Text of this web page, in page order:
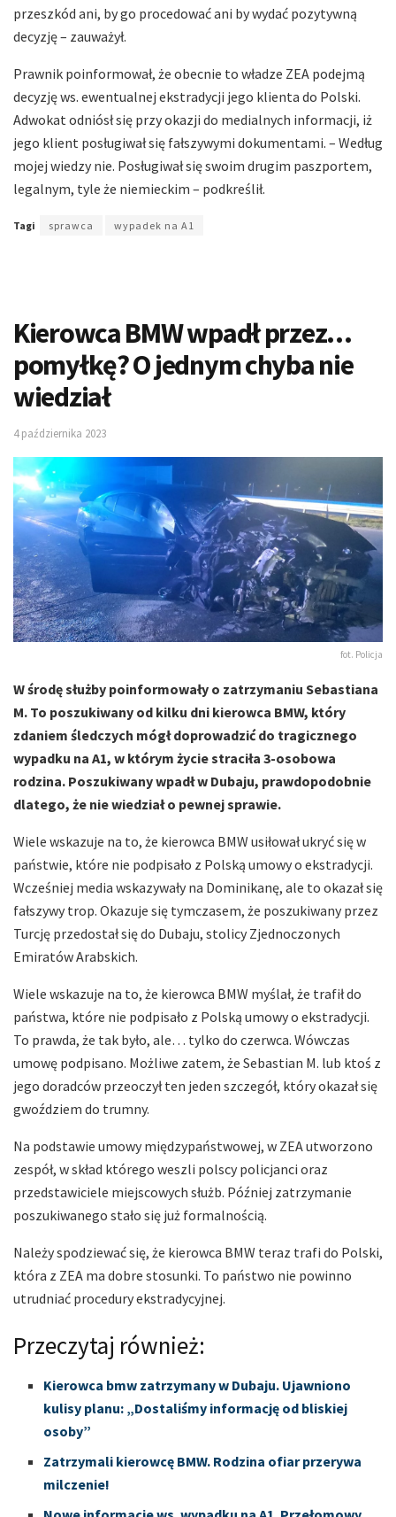
przeszkód ani, by go procedować ani by wydać pozytywną
decyzję – zauważył.
Prawnik poinformował, że obecnie to władze ZEA podejmą
decyzję ws. ewentualnej ekstradycji jego klienta do Polski.
Adwokat odniósł się przy okazji do medialnych informacji, iż
jego klient posługiwał się fałszywymi dokumentami. – Według
mojej wiedzy nie. Posługiwał się swoim drugim paszportem,
legalnym, tyle że niemieckim – podkreślił.
Tagi sprawca wypadek na A1
Kierowca BMW wpadł przez…
pomyłkę? O jednym chyba nie
wiedział
4 października 2023
fot. Policja
W środę służby poinformowały o zatrzymaniu Sebastiana
M. To poszukiwany od kilku dni kierowca BMW, który
zdaniem śledczych mógł doprowadzić do tragicznego
wypadku na A1, w którym życie straciła 3-osobowa
rodzina. Poszukiwany wpadł w Dubaju, prawdopodobnie
dlatego, że nie wiedział o pewnej sprawie.
Wiele wskazuje na to, że kierowca BMW usiłował ukryć się w
państwie, które nie podpisało z Polską umowy o ekstradycji.
Wcześniej media wskazywały na Dominikanę, ale to okazał się
fałszywy trop. Okazuje się tymczasem, że poszukiwany przez
Turcję przedostał się do Dubaju, stolicy Zjednoczonych
Emiratów Arabskich.
Wiele wskazuje na to, że kierowca BMW myślał, że trafił do
państwa, które nie podpisało z Polską umowy o ekstradycji.
To prawda, że tak było, ale… tylko do czerwca. Wówczas
umowę podpisano. Możliwe zatem, że Sebastian M. lub ktoś z
jego doradców przeoczył ten jeden szczegół, który okazał się
gwoździem do trumny.
Na podstawie umowy międzypaństwowej, w ZEA utworzono
zespół, w skład którego weszli polscy policjanci oraz
przedstawiciele miejscowych służb. Później zatrzymanie
poszukiwanego stało się już formalnością.
Należy spodziewać się, że kierowca BMW teraz trafi do Polski,
która z ZEA ma dobre stosunki. To państwo nie powinno
utrudniać procedury ekstradycyjnej.
Przeczytaj również:
Kierowca bmw zatrzymany w Dubaju. Ujawniono
kulisy planu: „Dostaliśmy informację od bliskiej
osoby”
Zatrzymali kierowcę BMW. Rodzina ofiar przerywa
milczenie!